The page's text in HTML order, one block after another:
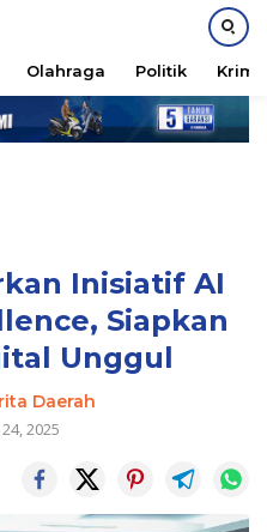
Olahraga Politik
Inisiatif AI
Siapkan
Unggul
Daerah
2025